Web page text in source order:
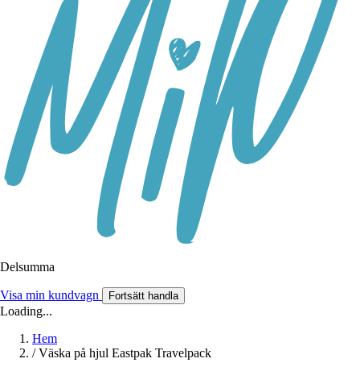
Delsumma
Visa min kundvagn Fortsätt handla
Loading...
Hem
/ Väska på hjul Eastpak Travelpack